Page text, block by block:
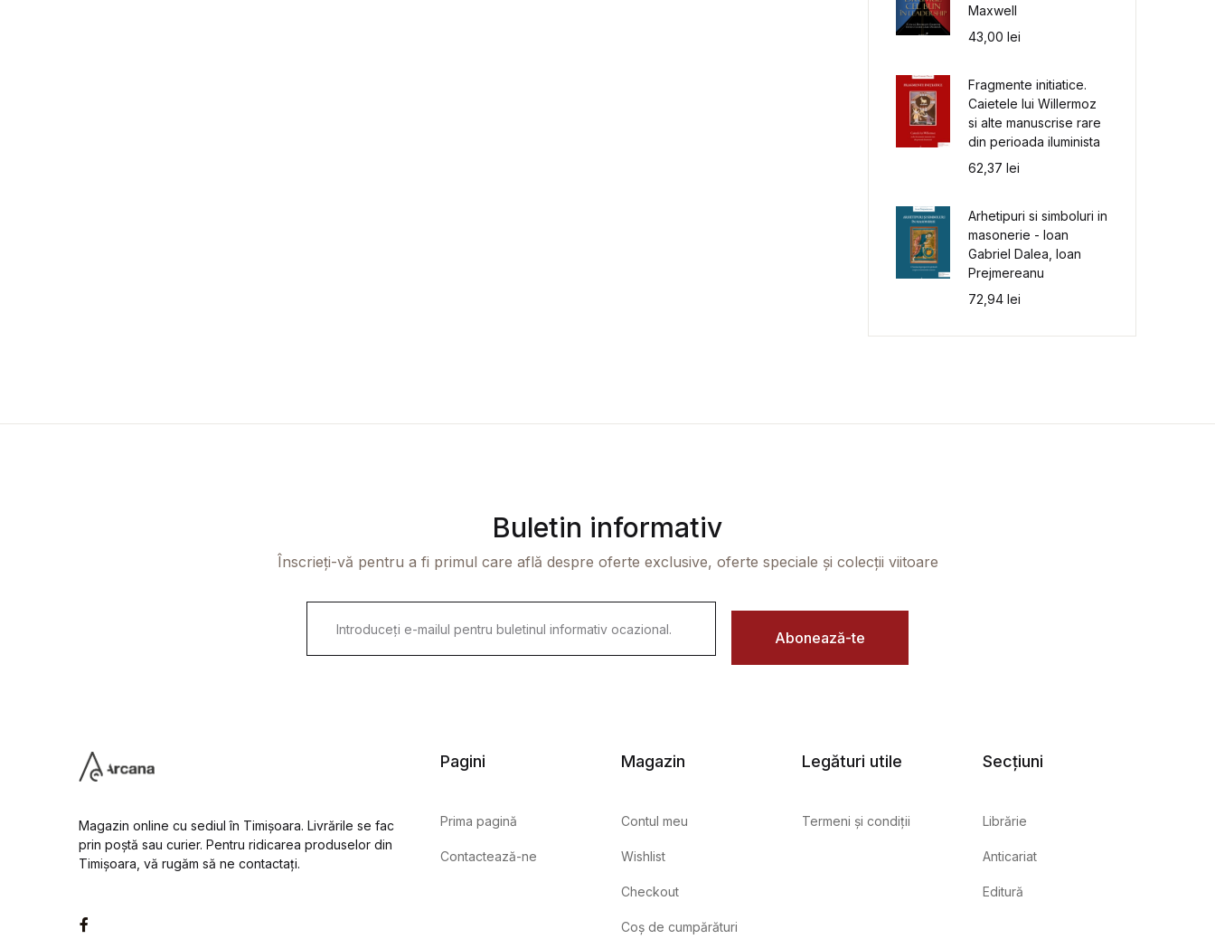
Maxwell
43,00lei
Fragmente initiatice.
Caietele lui Willermoz
si alte manuscrise rare
din perioada iluminista
62,37lei
Arhetipuri si simboluri in
masonerie - Ioan
Gabriel Dalea, Ioan
Prejmereanu
72,94lei
Buletin informativ
Înscrieți-vă pentru a fi primul care află despre oferte exclusive, oferte speciale și colecții viitoare
i
Abonează-te
Magazin online cu sediul în Timișoara. Livrările se fac
prin poștă sau curier. Pentru ridicarea produselor din
Timișoara, vă rugăm să ne contactați.
Pagini
Prima pagină
Contactează-ne
Magazin
Contul meu
Wishlist
Checkout
Coș de cumpărături
Legături utile
Termeni și condiții
Secțiuni
Librărie
Anticariat
Editură